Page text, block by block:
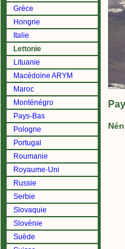
Grèce
Hongrie
Italie
Lettonie
Lituanie
Macédoine ARYM
Maroc
Monténégro
Pays-Bas
Pologne
Portugal
Roumanie
Royaume-Uni
Russie
Serbie
Slovaquie
Slovénie
Suède